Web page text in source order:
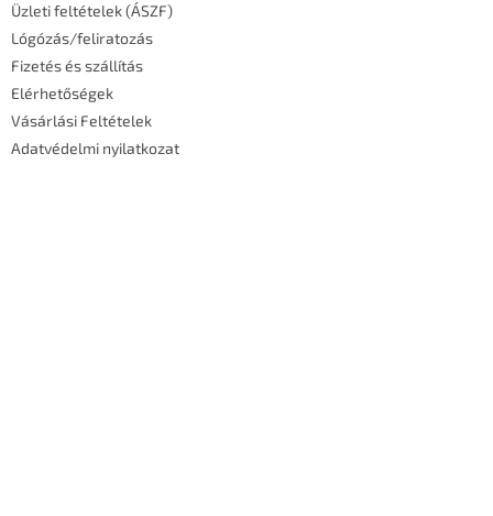
Üzleti feltételek (ÁSZF)
Lógózás/feliratozás
Fizetés és szállítás
Elérhetőségek
Vásárlási Feltételek
Adatvédelmi nyilatkozat